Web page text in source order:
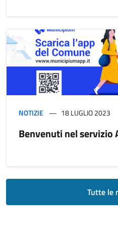
NOTIZIE 18 LUGLIO 2023
Benvenuti nel servizio
Tutte le